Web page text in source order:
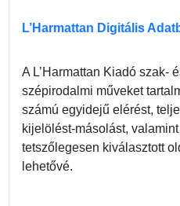
L’Harmattan Digitális
A L’Harmattan Kiadó szak-
szépirodalmi műveket
számú egyidejű elérést,
kijelölést-másolást,
tetszőlegesen kiválasztott
lehetővé.